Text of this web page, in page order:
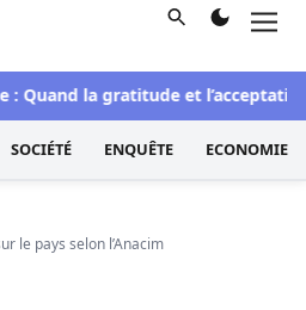
d'information et d'investigation
Rechercher
la gratitude et l’acceptation
SOCIÉTÉ ENQUÊTE ECONOMIE
le pays selon l’Anacim